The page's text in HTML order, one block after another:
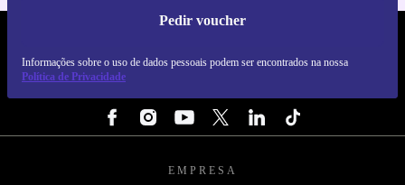
Pedir voucher
Informações sobre o uso de dados pessoais podem ser encontrados na nossa
Política de Privacidade
EMPRESA